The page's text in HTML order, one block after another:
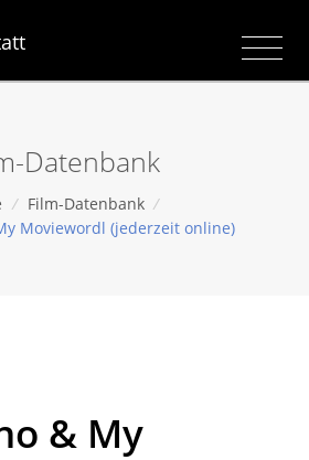
Datenbank
/ Film-Datenbank /
Moviewordl (jederzeit online)
& My